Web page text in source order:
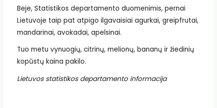
Beje, Statistikos departamento duomenimis, pernai
Lietuvoje taip pat atpigo ilgavaisiai agurkai, greipfrutai,
mandarinai, avokadai, apelsinai.
Tuo metu vynuogių, citrinų, melionų, bananų ir žiedinių
kopūstų kaina pakilo.
Lietuvos statistikos departamento informacija